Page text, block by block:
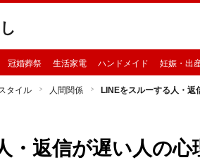
冠婚葬祭 生活家電 ハンドメイド 妊娠・出
タイル 人間関係 LINEをスルーする人・返
・返信が遅い人の心